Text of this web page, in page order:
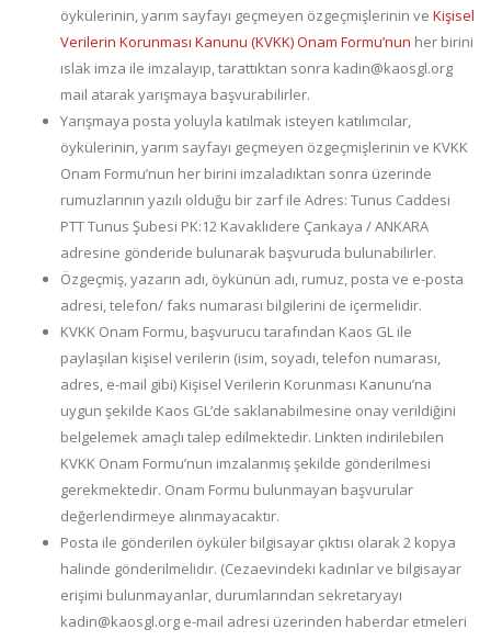
öykülerinin, yarım sayfayı geçmeyen özgeçmişlerinin ve Kişisel
Verilerin Korunması Kanunu (KVKK) Onam Formu’nun her birini
ıslak imza ile imzalayıp, tarattıktan sonra kadin@kaosgl.org
mail atarak yarışmaya başvurabilirler.
Yarışmaya posta yoluyla katılmak isteyen katılımcılar,
öykülerinin, yarım sayfayı geçmeyen özgeçmişlerinin ve KVKK
Onam Formu’nun her birini imzaladıktan sonra üzerinde
rumuzlarının yazılı olduğu bir zarf ile Adres: Tunus Caddesi
PTT Tunus Şubesi PK:12 Kavaklıdere Çankaya / ANKARA
adresine gönderide bulunarak başvuruda bulunabilirler.
Özgeçmiş, yazarın adı, öykünün adı, rumuz, posta ve e-posta
adresi, telefon/ faks numarası bilgilerini de içermelidir.
KVKK Onam Formu, başvurucu tarafından Kaos GL ile
paylaşılan kişisel verilerin (isim, soyadı, telefon numarası,
adres, e-mail gibi) Kişisel Verilerin Korunması Kanunu’na
uygun şekilde Kaos GL’de saklanabilmesine onay verildiğini
belgelemek amaçlı talep edilmektedir. Linkten indirilebilen
KVKK Onam Formu’nun imzalanmış şekilde gönderilmesi
gerekmektedir. Onam Formu bulunmayan başvurular
değerlendirmeye alınmayacaktır.
Posta ile gönderilen öyküler bilgisayar çıktısı olarak 2 kopya
halinde gönderilmelidir. (Cezaevindeki kadınlar ve bilgisayar
erişimi bulunmayanlar, durumlarından sekretaryayı
kadin@kaosgl.org e-mail adresi üzerinden haberdar etmeleri